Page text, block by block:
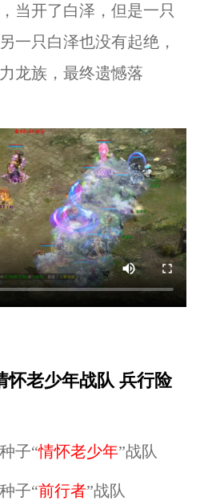
当开了白泽，但是一只
一只白泽也没有起绝，
龙族，最终遗憾落
怀老少年战队 兵行险
子“情怀老少年”战队
子“前行者”战队